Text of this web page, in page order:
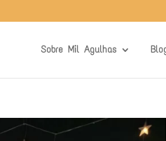
Sobre Mil Agulhas